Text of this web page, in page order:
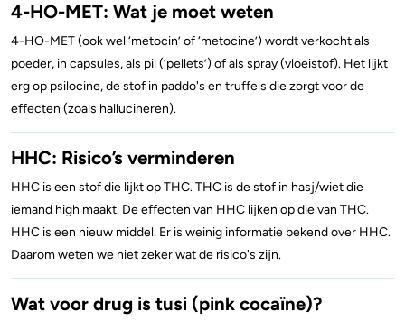
4-HO-MET: Wat je moet weten
4-HO-MET (ook wel ‘metocin’ of ‘metocine’) wordt verkocht als
poeder, in capsules, als pil (‘pellets’) of als spray (vloeistof). Het lijkt
erg op psilocine, de stof in paddo's en truffels die zorgt voor de
effecten (zoals hallucineren).
HHC: Risico’s verminderen
HHC is een stof die lijkt op THC. THC is de stof in hasj/wiet die
iemand high maakt. De effecten van HHC lijken op die van THC.
HHC is een nieuw middel. Er is weinig informatie bekend over HHC.
Daarom weten we niet zeker wat de risico's zijn.
Wat voor drug is tusi (pink cocaïne)?